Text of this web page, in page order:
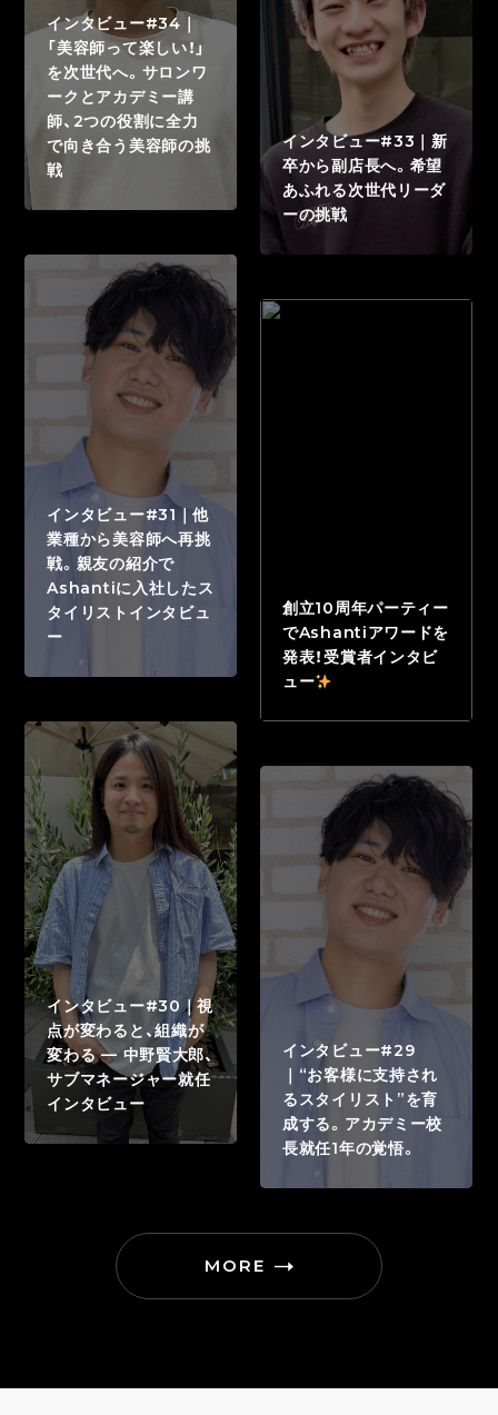
インタビュー#34｜
「美容師って楽しい！」
を次世代へ。サロンワ
ークとアカデミー講
師、2つの役割に全力
で向き合う美容師の挑
戦
インタビュー#33｜新
卒から副店長へ。希望
あふれる次世代リーダ
ーの挑戦
インタビュー#31｜他
業種から美容師へ再挑
戦。親友の紹介で
Ashantiに入社したス
タイリストインタビュ
ー
創立10周年パーティー
でAshantiアワードを
発表！受賞者インタビ
ュー
インタビュー#30｜視
点が変わると、組織が
変わる — 中野賢大郎、
サブマネージャー就任
インタビュー
インタビュー#29
｜“お客様に支持され
るスタイリスト”を育
成する。アカデミー校
長就任1年の覚悟。
MORE